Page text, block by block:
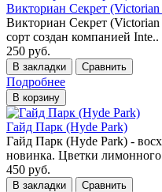
Викториан Секрет (Victorian
Викториан Секрет
сорт создан компанией Inte..
250 руб.
В закладки Сравнить
Подробнее
В корзину
Гайд Парк (Hyde Park)
Гайд Парк (Hyde Park) -
новинка. Цветки лимонного
450 руб.
В закладки Сравнить